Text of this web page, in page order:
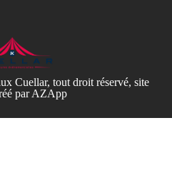
Cuellar, tout droit réservé, site
par AZApp